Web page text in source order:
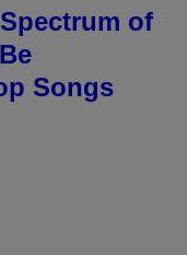
of
Songs